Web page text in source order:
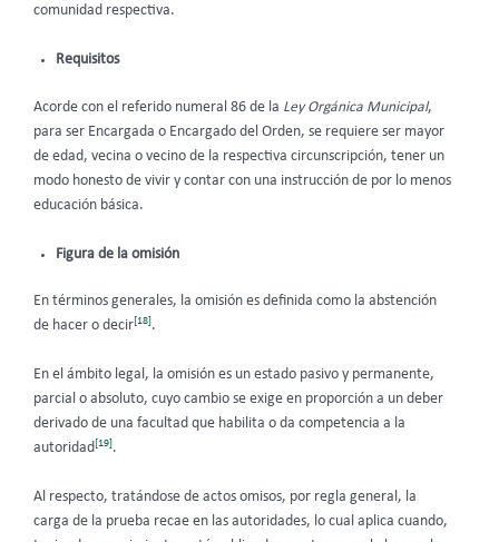
comunidad respectiva.
Requisitos
Acorde con el referido numeral 86 de la Ley Orgánica Municipal,
para ser Encargada o Encargado del Orden, se requiere ser mayor
de edad, vecina o vecino de la respectiva circunscripción, tener un
modo honesto de vivir y contar con una instrucción de por lo menos
educación básica.
Figura de la omisión
En términos generales, la omisión es definida como la abstención
de hacer o decir[18].
En el ámbito legal, la omisión es un estado pasivo y permanente,
parcial o absoluto, cuyo cambio se exige en proporción a un deber
derivado de una facultad que habilita o da competencia a la
autoridad[19].
Al respecto, tratándose de actos omisos, por regla general, la
carga de la prueba recae en las autoridades, lo cual aplica cuando,